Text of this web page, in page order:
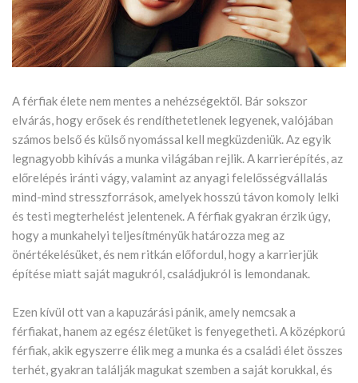
A férfiak élete nem mentes a nehézségektől. Bár sokszor
elvárás, hogy erősek és rendíthetetlenek legyenek, valójában
számos belső és külső nyomással kell megküzdeniük. Az egyik
legnagyobb kihívás a munka világában rejlik. A karrierépítés, az
előrelépés iránti vágy, valamint az anyagi felelősségvállalás
mind-mind stresszforrások, amelyek hosszú távon komoly lelki
és testi megterhelést jelentenek. A férfiak gyakran érzik úgy,
hogy a munkahelyi teljesítményük határozza meg az
önértékelésüket, és nem ritkán előfordul, hogy a karrierjük
építése miatt saját magukról, családjukról is lemondanak.
Ezen kívül ott van a kapuzárási pánik, amely nemcsak a
férfiakat, hanem az egész életüket is fenyegetheti. A középkorú
férfiak, akik egyszerre élik meg a munka és a családi élet összes
terhét, gyakran találják magukat szemben a saját korukkal, és